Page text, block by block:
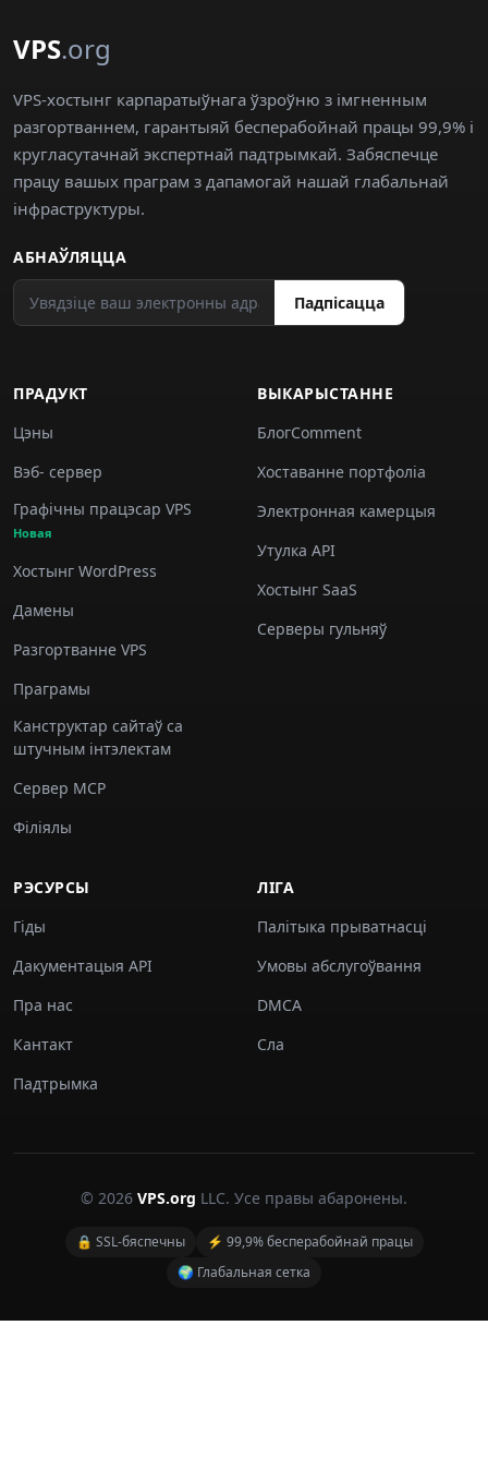
VPS.org
VPS-хостынг карпаратыўнага ўзроўню з імгненным
разгортваннем, гарантыяй бесперабойнай працы 99,9% і
кругласутачнай экспертнай падтрымкай. Забяспечце
працу вашых праграм з дапамогай нашай глабальнай
інфраструктуры.
АБНАЎЛЯЦЦА
Падпісацца
ПРАДУКТ
Цэны
Вэб- сервер
Графічны працэсар VPS
Новая
Хостынг WordPress
Дамены
Разгортванне VPS
Праграмы
Канструктар сайтаў са
штучным інтэлектам
Сервер MCP
Філіялы
ВЫКАРЫСТАННЕ
БлогComment
Хоставанне портфоліа
Электронная камерцыя
Утулка API
Хостынг SaaS
Серверы гульняў
РЭСУРСЫ
Гіды
Дакументацыя API
Пра нас
Кантакт
Падтрымка
ЛІГА
Палітыка прыватнасці
Умовы абслугоўвання
DMCA
Сла
© 2026 VPS.org LLC. Усе правы абаронены.
🔒 SSL-бяспечны
⚡ 99,9% бесперабойнай працы
🌍 Глабальная сетка